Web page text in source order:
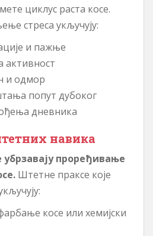
циклус раста косе.
стреса укључују:
и пажње
активност
и одмор
попут дубоког
дневника
навика
проређивање
Штетне праксе које
косе или хемијски